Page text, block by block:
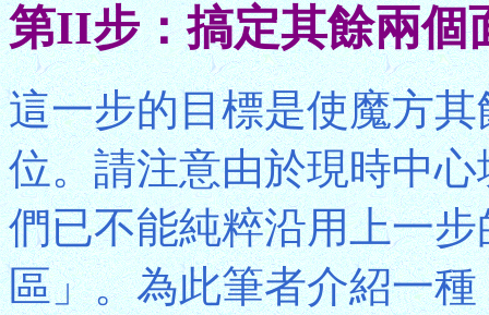
第II步：搞定其餘兩個
這一步的目標是使魔方
位。請注意由於現時中
們已不能純粹沿用上一
區」。為此筆者介紹一種